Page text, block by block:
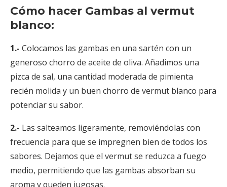
Cómo hacer Gambas al vermut
blanco:
1.- Colocamos las gambas en una sartén con un
generoso chorro de aceite de oliva. Añadimos una
pizca de sal, una cantidad moderada de pimienta
recién molida y un buen chorro de vermut blanco para
potenciar su sabor.
2.- Las salteamos ligeramente, removiéndolas con
frecuencia para que se impregnen bien de todos los
sabores. Dejamos que el vermut se reduzca a fuego
medio, permitiendo que las gambas absorban su
aroma y queden jugosas.